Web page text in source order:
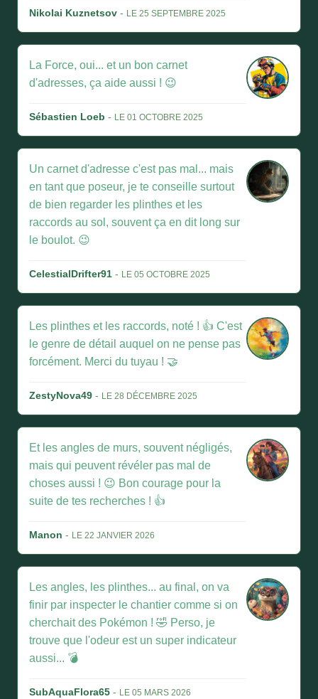
Nikolai Kuznetsov - LE 25 SEPTEMBRE 2025
La Force, oui... et un bon carnet
d'adresses, ça aide aussi ! 😉
Sébastien Loeb - LE 01 OCTOBRE 2025
Un carnet d'adresse c'est pas mal... mais
en tant que poseur, je te conseille surtout
de bien regarder les plinthes et les
raccords au sol, souvent ça en dit long sur
le boulot. 😉
CelestialDrifter91 - LE 05 OCTOBRE 2025
Les plinthes et les raccords, noté ! 👍 C'est
le genre de détail auquel on ne pense pas
forcément. Merci du tuyau ! 🤝
ZestyNova49 - LE 28 DÉCEMBRE 2025
Et les angles de murs, souvent négligés,
mais qui peuvent révéler pas mal de
choses aussi ! 😉 Bon courage pour la
suite de tes recherches ! 👍
Manon - LE 22 JANVIER 2026
Les angles, les plinthes... au final, on va
finir par inspecter le chantier comme si on
cherchait des Pokémon ! 🤣 Perso, je
trouve que l'odeur est un super indicateur
aussi... 💣
SubAquaFlora65 - LE 05 MARS 2026